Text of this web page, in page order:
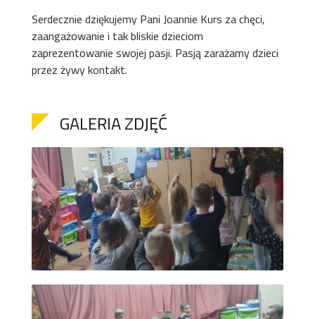
Serdecznie dziękujemy Pani Joannie Kurs za chęci,
zaangażowanie i tak bliskie dzieciom
zaprezentowanie swojej pasji. Pasją zarażamy dzieci
przez żywy kontakt.
GALERIA ZDJĘĆ